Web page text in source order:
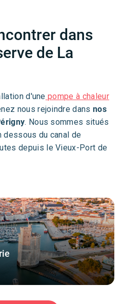
dans
de La
d'une pompe à chaleur
nous rejoindre dansnos
. Nous sommes situés
dessous du canal de
depuis le Vieux-Port de